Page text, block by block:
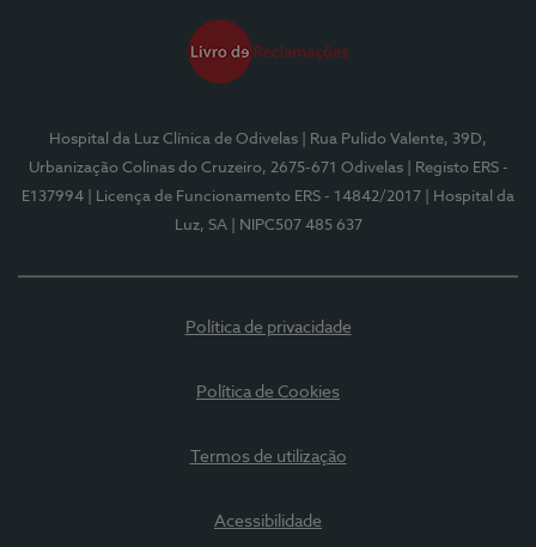
Hospital da Luz Clínica de Odivelas
| Rua Pulido Valente, 39D,
Urbanização Colinas do Cruzeiro, 2675-671 Odivelas
| Registo ERS -
E137994
| Licença de Funcionamento ERS - 14842/2017
| Hospital da
Luz, SA
| NIPC507 485 637
Política de privacidade
Política de Cookies
Termos de utilização
Acessibilidade